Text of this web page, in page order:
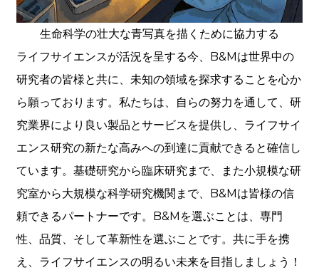
生命科学の壮大な青写真を描くために協力する
ライフサイエンスが活況を呈する今、B&Mは世界中の
研究者の皆様と共に、未知の領域を探求することを心か
ら願っております。私たちは、自らの努力を通して、研
究業界により良い製品とサービスを提供し、ライフサイ
エンス研究の新たな高みへの到達に貢献できると確信し
ています。基礎研究から臨床研究まで、また小規模な研
究室から大規模な科学研究機関まで、B&Mは皆様の信
頼できるパートナーです。B&Mを選ぶことは、専門
性、品質、そして革新性を選ぶことです。共に手を携
え、ライフサイエンスの明るい未来を目指しましょう！